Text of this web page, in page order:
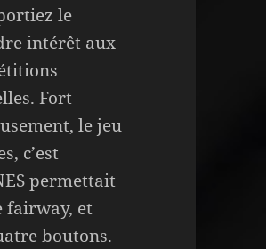
le
intérêt aux
Fort
le jeu
c’est
permettait
fairway, et
boutons.